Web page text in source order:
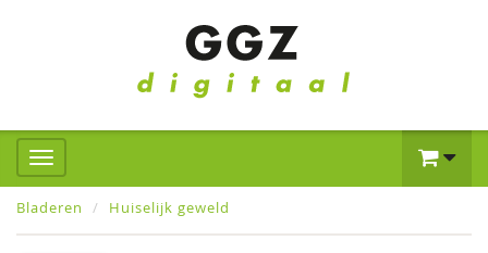
Bladeren Huiselijk geweld